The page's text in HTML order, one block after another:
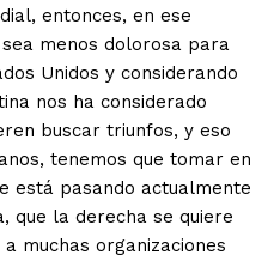
entonces, en ese
menos dolorosa para
Unidos y considerando
nos ha considerado
buscar triunfos, y eso
tenemos que tomar en
está pasando actualmente
que la derecha se quiere
muchas organizaciones